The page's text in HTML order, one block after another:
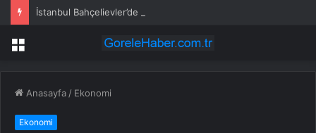
İstanbul Bahçelievler’de 4 katlı bina çöktü
Menü
Anasayfa / Ekonomi
Ekonomi